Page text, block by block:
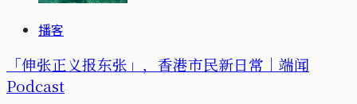
播客
「伸张正义报东张」，香港市民新日常｜端闻
Podcast